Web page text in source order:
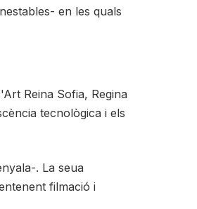
en les quals
Reina Sofia, Regina
tecnològica i els
. La seua
filmació i